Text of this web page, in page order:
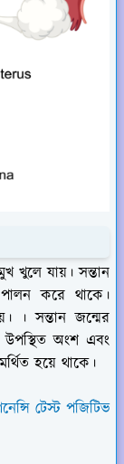
খুলে যায়। সন্তান
করে থাকে।
। সন্তান জন্মের
অংশ এবং
হয়ে থাকে।
টেস্ট পজিটিভ